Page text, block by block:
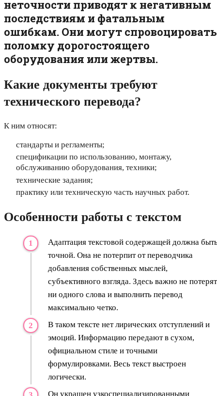
неточности приводят к негативным
последствиям и фатальным
ошибкам. Они могут спровоцировать
поломку дорогостоящего
оборудования или жертвы.
Какие документы требуют
технического перевода?
К ним относят:
стандарты и регламенты;
спецификации по использованию, монтажу,
обслуживанию оборудования, техники;
технические задания;
практику или техническую часть научных работ.
Особенности работы с текстом
Адаптация текстовой содержащей должна
точной. Она не потерпит от переводчика
добавления собственных мыслей,
субъективного взгляда. Здесь важно не
ни одного слова и выполнить перевод
максимально четко.
В таком тексте нет лирических отступлений и
эмоций. Информацию передают в сухом,
официальном стиле и точными
формулировками. Весь текст выстроен
логически.
Он украшен узкоспециализированными